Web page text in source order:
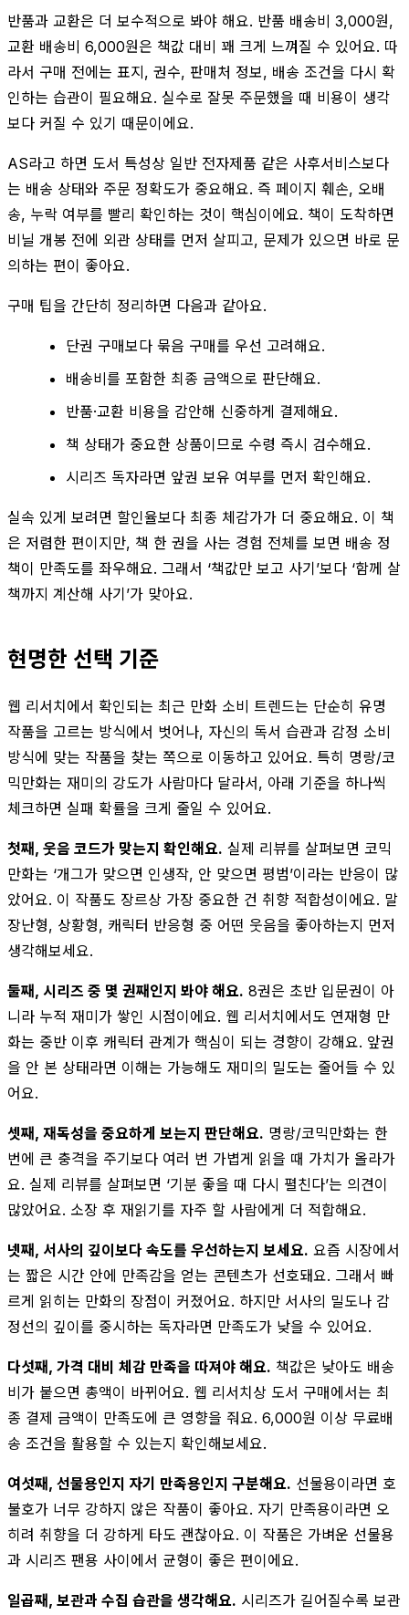
반품과 교환은 더 보수적으로 봐야 해요. 반품 배송비 3,000원,
교환 배송비 6,000원은 책값 대비 꽤 크게 느껴질 수 있어요. 따
라서 구매 전에는 표지, 권수, 판매처 정보, 배송 조건을 다시 확
인하는 습관이 필요해요. 실수로 잘못 주문했을 때 비용이 생각
보다 커질 수 있기 때문이에요.
AS라고 하면 도서 특성상 일반 전자제품 같은 사후서비스보다
는 배송 상태와 주문 정확도가 중요해요. 즉 페이지 훼손, 오배
송, 누락 여부를 빨리 확인하는 것이 핵심이에요. 책이 도착하면
비닐 개봉 전에 외관 상태를 먼저 살피고, 문제가 있으면 바로 문
의하는 편이 좋아요.
구매 팁을 간단히 정리하면 다음과 같아요.
단권 구매보다 묶음 구매를 우선 고려해요.
배송비를 포함한 최종 금액으로 판단해요.
반품·교환 비용을 감안해 신중하게 결제해요.
책 상태가 중요한 상품이므로 수령 즉시 검수해요.
시리즈 독자라면 앞권 보유 여부를 먼저 확인해요.
실속 있게 보려면 할인율보다 최종 체감가가 더 중요해요. 이 책
은 저렴한 편이지만, 책 한 권을 사는 경험 전체를 보면 배송 정
책이 만족도를 좌우해요. 그래서 ‘책값만 보고 사기’보다 ‘함께 살
책까지 계산해 사기’가 맞아요.
현명한 선택 기준
웹 리서치에서 확인되는 최근 만화 소비 트렌드는 단순히 유명
작품을 고르는 방식에서 벗어나, 자신의 독서 습관과 감정 소비
방식에 맞는 작품을 찾는 쪽으로 이동하고 있어요. 특히 명랑/코
믹만화는 재미의 강도가 사람마다 달라서, 아래 기준을 하나씩
체크하면 실패 확률을 크게 줄일 수 있어요.
첫째, 웃음 코드가 맞는지 확인해요. 실제 리뷰를 살펴보면 코믹
만화는 ‘개그가 맞으면 인생작, 안 맞으면 평범’이라는 반응이 많
았어요. 이 작품도 장르상 가장 중요한 건 취향 적합성이에요. 말
장난형, 상황형, 캐릭터 반응형 중 어떤 웃음을 좋아하는지 먼저
생각해보세요.
둘째, 시리즈 중 몇 권째인지 봐야 해요. 8권은 초반 입문권이 아
니라 누적 재미가 쌓인 시점이에요. 웹 리서치에서도 연재형 만
화는 중반 이후 캐릭터 관계가 핵심이 되는 경향이 강해요. 앞권
을 안 본 상태라면 이해는 가능해도 재미의 밀도는 줄어들 수 있
어요.
셋째, 재독성을 중요하게 보는지 판단해요. 명랑/코믹만화는 한
번에 큰 충격을 주기보다 여러 번 가볍게 읽을 때 가치가 올라가
요. 실제 리뷰를 살펴보면 ‘기분 좋을 때 다시 펼친다’는 의견이
많았어요. 소장 후 재읽기를 자주 할 사람에게 더 적합해요.
넷째, 서사의 깊이보다 속도를 우선하는지 보세요. 요즘 시장에서
는 짧은 시간 안에 만족감을 얻는 콘텐츠가 선호돼요. 그래서 빠
르게 읽히는 만화의 장점이 커졌어요. 하지만 서사의 밀도나 감
정선의 깊이를 중시하는 독자라면 만족도가 낮을 수 있어요.
다섯째, 가격 대비 체감 만족을 따져야 해요. 책값은 낮아도 배송
비가 붙으면 총액이 바뀌어요. 웹 리서치상 도서 구매에서는 최
종 결제 금액이 만족도에 큰 영향을 줘요. 6,000원 이상 무료배
송 조건을 활용할 수 있는지 확인해보세요.
여섯째, 선물용인지 자기 만족용인지 구분해요. 선물용이라면 호
불호가 너무 강하지 않은 작품이 좋아요. 자기 만족용이라면 오
히려 취향을 더 강하게 타도 괜찮아요. 이 작품은 가벼운 선물용
과 시리즈 팬용 사이에서 균형이 좋은 편이에요.
일곱째, 보관과 수집 습관을 생각해요. 시리즈가 길어질수록 보관